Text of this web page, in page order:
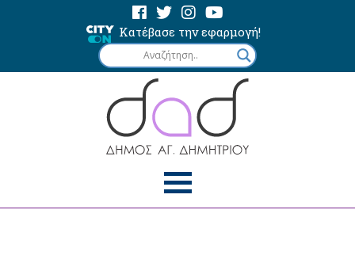
Κατέβασε την εφαρμογή!